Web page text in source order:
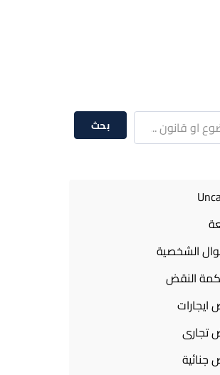
بحث
الشخصية
النقض
تجارى